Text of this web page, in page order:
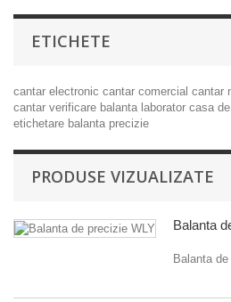
ETICHETE
cantar electronic cantar comercial cantar
cantar verificare balanta laborator casa
etichetare balanta precizie
PRODUSE VIZUALIZATE
Balanta
Balanta